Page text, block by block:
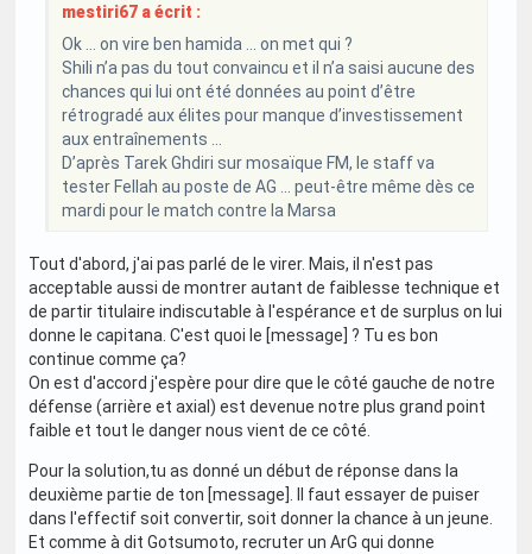
mestiri67 a écrit :
Ok … on vire ben hamida … on met qui ?
Shili n’a pas du tout convaincu et il n’a saisi aucune des
chances qui lui ont été données au point d’être
rétrogradé aux élites pour manque d’investissement
aux entraînements …
D’après Tarek Ghdiri sur mosaïque FM, le staff va
tester Fellah au poste de AG … peut-être même dès ce
mardi pour le match contre la Marsa
Tout d'abord, j'ai pas parlé de le virer. Mais, il n'est pas
acceptable aussi de montrer autant de faiblesse technique et
de partir titulaire indiscutable à l'espérance et de surplus on lui
donne le capitana. C'est quoi le [message] ? Tu es bon
continue comme ça?
On est d'accord j'espère pour dire que le côté gauche de notre
défense (arrière et axial) est devenue notre plus grand point
faible et tout le danger nous vient de ce côté.
Pour la solution,tu as donné un début de réponse dans la
deuxième partie de ton [message]. Il faut essayer de puiser
dans l'effectif soit convertir, soit donner la chance à un jeune.
Et comme à dit Gotsumoto, recruter un ArG qui donne